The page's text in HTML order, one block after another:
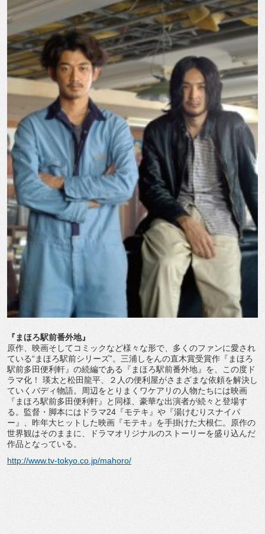
『まほろ駅前番外地』
原作、映画そしてコミックなど様々な形で、多くのファンに愛され
ている“まほろ駅前シリーズ”。三浦しをんの直木賞受賞作『まほろ
駅前多田便利軒』の続編である『まほろ駅前番外地』を、この度ド
ラマ化！ 瑛太と松田龍平、２人の便利屋がさまざまな依頼を解決し
ていくバディ物語。周辺をとりまくワケアリの人物たちには映画
『まほろ駅前多田便利軒』と同様、豪華な出演者が続々と登場す
る。監督・脚本にはドラマ24『モテキ』や『湯けむりスナイパ
ー』、昨年大ヒットした映画『モテキ』を手掛けた大根仁。原作の
世界観はそのままに、ドラマオリジナルのストーリーを盛り込んだ
作品となっている。
http://www.tv-tokyo.co.jp/mahoro/